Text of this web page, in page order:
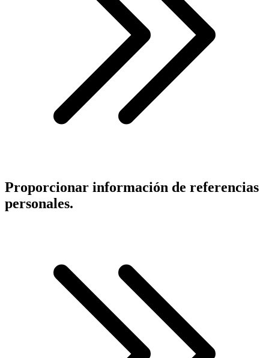
Proporcionar información de referencias
personales.